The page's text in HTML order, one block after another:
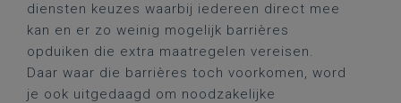
diensten keuzes waarbij iedereen direct mee
kan en er zo weinig mogelijk barrières
opduiken die extra maatregelen vereisen.
Daar waar die barrières toch voorkomen, word
je ook uitgedaagd om noodzakelijke